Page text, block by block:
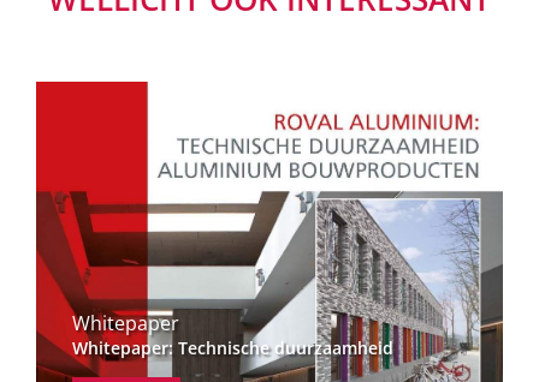
Whitepaper
Whitepaper: Technische duurzaamheid